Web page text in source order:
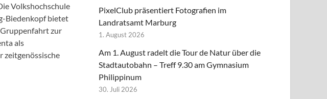
Volkshochschule
Biedenkopf bietet
Gruppenfahrt zur
als
zeitgenössische
PixelClub präsentiert Fotografien im
Landratsamt Marburg
1. August 2026
Am 1. August radelt die Tour de Natur über die
Stadtautobahn – Treff 9.30 am Gymnasium
Philippinum
30. Juli 2026